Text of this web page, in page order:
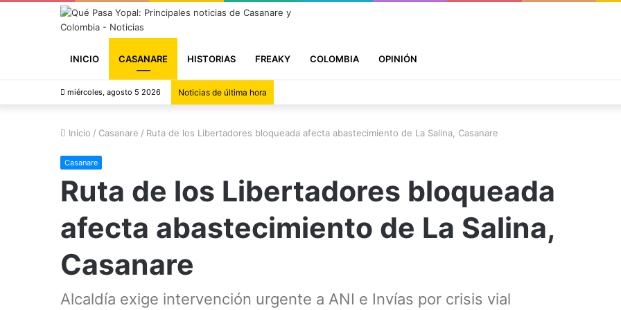
INICIO CASANARE HISTORIAS FREAKY COLOMBIA OPINIÓN
miércoles, agosto 5 2026 Noticias de última hora
Inicio / Casanare / Ruta de los Libertadores bloqueada afecta abastecimiento de La Salina, Casanare
Casanare
Ruta de los Libertadores bloqueada
afecta abastecimiento de La Salina,
Casanare
Alcaldía exige intervención urgente a ANI e Invías por crisis vial